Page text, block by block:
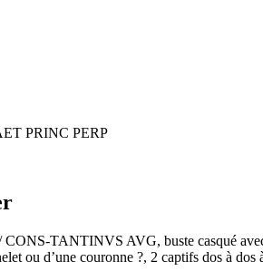
PRINC PERP
CONS-TANTINVS AVG, buste casqué
ou d’une couronne ?, 2 captifs dos à